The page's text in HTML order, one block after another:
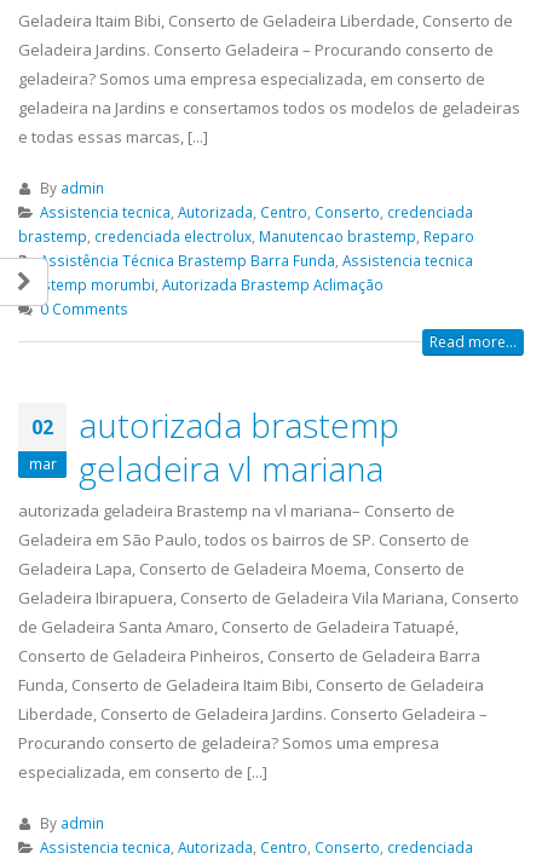
Geladeira Itaim Bibi, Conserto de Geladeira Liberdade, Conserto de
Geladeira Jardins. Conserto Geladeira – Procurando conserto de
geladeira? Somos uma empresa especializada, em conserto de
geladeira na Jardins e consertamos todos os modelos de geladeiras
e todas essas marcas, [...]
By admin
Assistencia tecnica, Autorizada, Centro, Conserto, credenciada
brastemp, credenciada electrolux, Manutencao brastemp, Reparo
Assistência Técnica Brastemp Barra Funda, Assistencia tecnica
brastemp morumbi, Autorizada Brastemp Aclimação
0 Comments
Read more...
02
mar
autorizada brastemp
geladeira vl mariana
autorizada geladeira Brastemp na vl mariana– Conserto de
Geladeira em São Paulo, todos os bairros de SP. Conserto de
Geladeira Lapa, Conserto de Geladeira Moema, Conserto de
Geladeira Ibirapuera, Conserto de Geladeira Vila Mariana, Conserto
de Geladeira Santa Amaro, Conserto de Geladeira Tatuapé,
Conserto de Geladeira Pinheiros, Conserto de Geladeira Barra
Funda, Conserto de Geladeira Itaim Bibi, Conserto de Geladeira
Liberdade, Conserto de Geladeira Jardins. Conserto Geladeira –
Procurando conserto de geladeira? Somos uma empresa
especializada, em conserto de [...]
By admin
Assistencia tecnica, Autorizada, Centro, Conserto, credenciada